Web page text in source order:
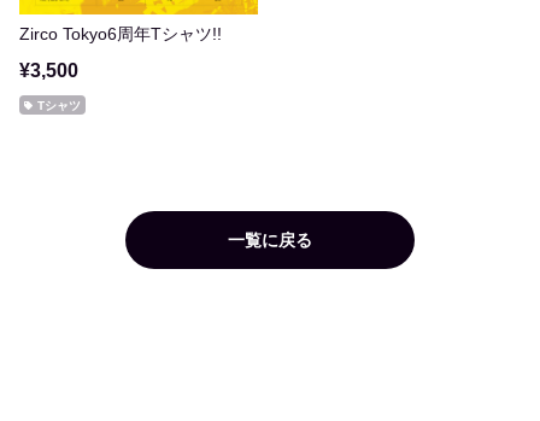
Zirco Tokyo6周年Tシャツ!!
¥3,500
Tシャツ
一覧に戻る